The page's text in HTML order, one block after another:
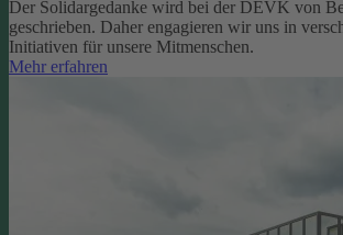
Der Solidargedanke wird bei der DEVK von
geschrieben. Daher engagieren wir uns in
Initiativen für unsere Mitmenschen.
Mehr erfahren